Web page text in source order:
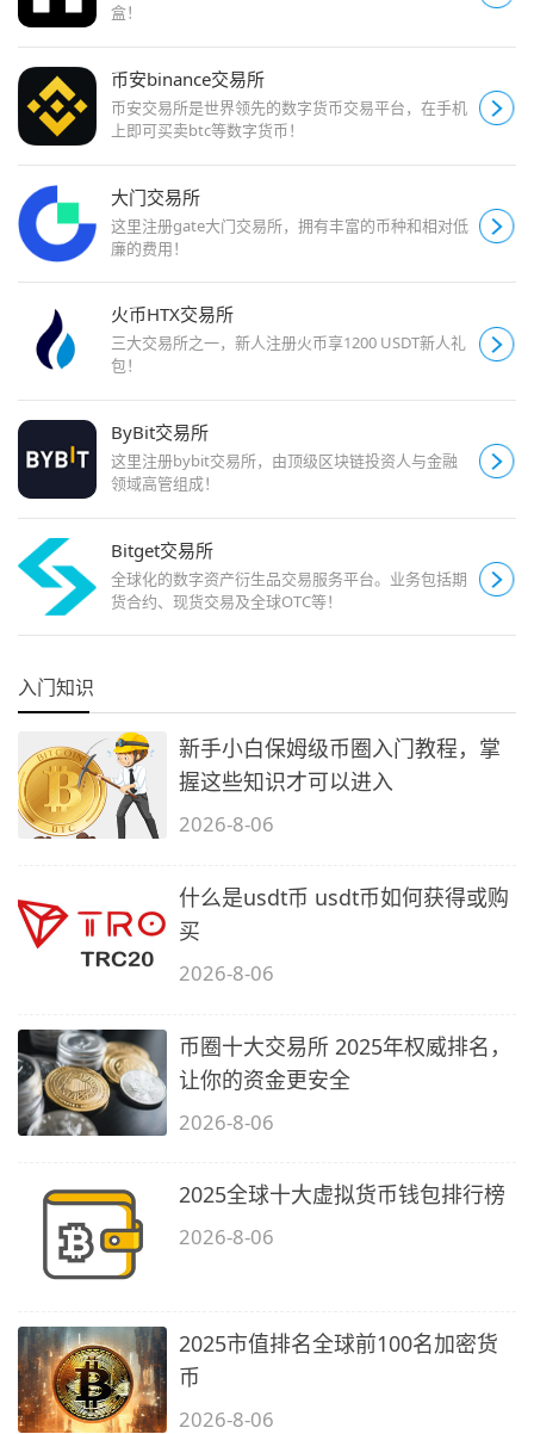
盒！
币安binance交易所
币安交易所是世界领先的数字货币交易平台，在手机
上即可买卖btc等数字货币！
大门交易所
这里注册gate大门交易所，拥有丰富的币种和相对低
廉的费用！
火币HTX交易所
三大交易所之一，新人注册火币享1200 USDT新人礼
包！
ByBit交易所
这里注册bybit交易所，由顶级区块链投资人与金融
领域高管组成！
Bitget交易所
全球化的数字资产衍生品交易服务平台。业务包括期
货合约、现货交易及全球OTC等！
入门知识
新手小白保姆级币圈入门教程，掌
握这些知识才可以进入
2026-8-06
什么是usdt币 usdt币如何获得或购
买
2026-8-06
币圈十大交易所 2025年权威排名，
让你的资金更安全
2026-8-06
2025全球十大虚拟货币钱包排行榜
2026-8-06
2025市值排名全球前100名加密货
币
2026-8-06